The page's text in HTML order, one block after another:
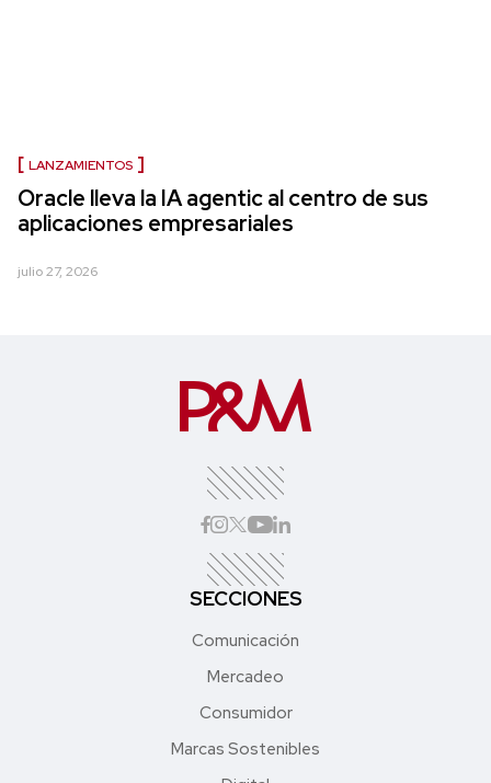
LANZAMIENTOS
Oracle lleva la IA agentic al centro de sus
aplicaciones empresariales
julio 27, 2026
SECCIONES
Comunicación
Mercadeo
Consumidor
Marcas Sostenibles